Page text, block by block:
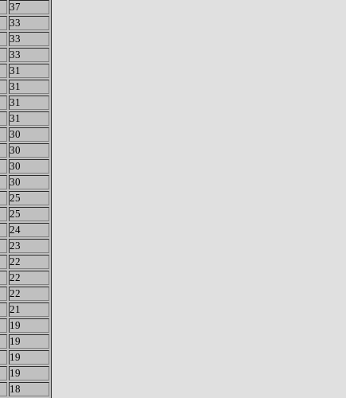
37
33
33
33
31
31
31
31
30
30
30
30
25
25
24
23
22
22
22
21
19
19
19
19
18